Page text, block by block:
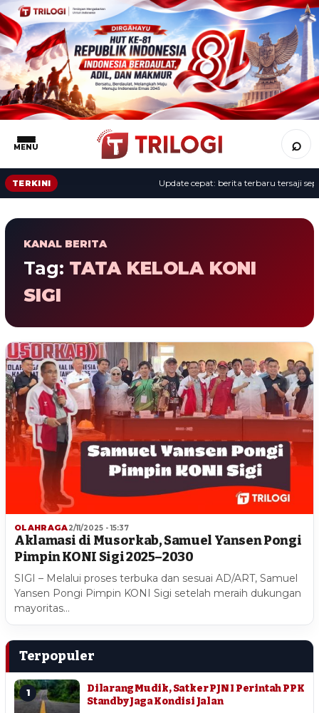
MENU ⌕
TERKINI Update cepat: berita terbaru tersaji
KANAL BERITA
Tag: TATA KELOLA KONI
SIGI
OLAHRAGA2/11/2025 - 15:37
Aklamasi di Musorkab, Samuel Yansen Pongi
Pimpin KONI Sigi 2025–2030
SIGI – Melalui proses terbuka dan sesuai AD/ART, Samuel
Yansen Pongi Pimpin KONI Sigi setelah meraih dukungan
mayoritas…
Terpopuler
1
Dilarang Mudik, Satker PJN I Perintah PPK
Standby Jaga Kondisi Jalan